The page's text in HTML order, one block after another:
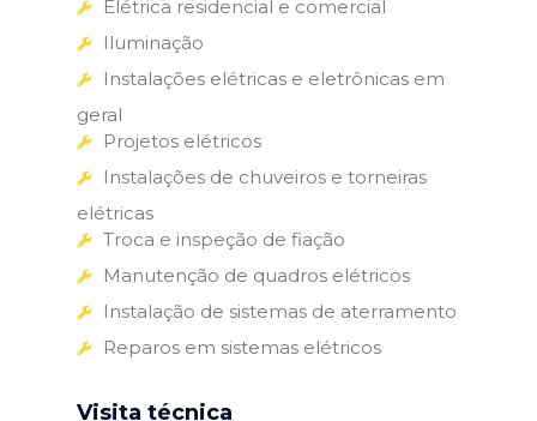
Elétrica residencial e comercial
Iluminação
Instalações elétricas e eletrônicas em
geral
Projetos elétricos
Instalações de chuveiros e torneiras
elétricas
Troca e inspeção de fiação
Manutenção de quadros elétricos
Instalação de sistemas de aterramento
Reparos em sistemas elétricos
Visita técnica